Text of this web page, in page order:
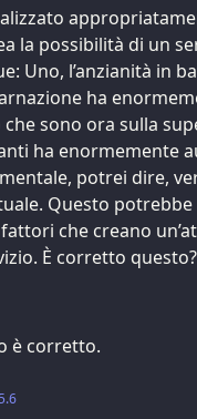
la possibilità di un
Uno, l’anzianità in
ha
sono ora sulla
ha enormemente
potrei dire,
Questo potrebbe
che creano
È corretto questo?
è corretto.